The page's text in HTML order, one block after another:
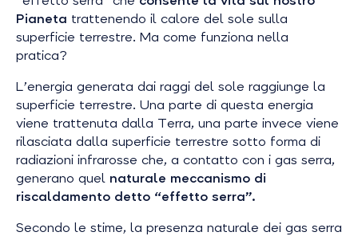
Pianeta trattenendo il calore del sole sulla
superficie terrestre. Ma come funziona nella
pratica?
L’energia generata dai raggi del sole raggiunge la
superficie terrestre. Una parte di questa energia
viene trattenuta dalla Terra, una parte invece viene
rilasciata dalla superficie terrestre sotto forma di
radiazioni infrarosse che, a contatto con i gas serra,
generano quel naturale meccanismo di
riscaldamento detto “effetto serra”.
Secondo le stime, la presenza naturale dei gas serra